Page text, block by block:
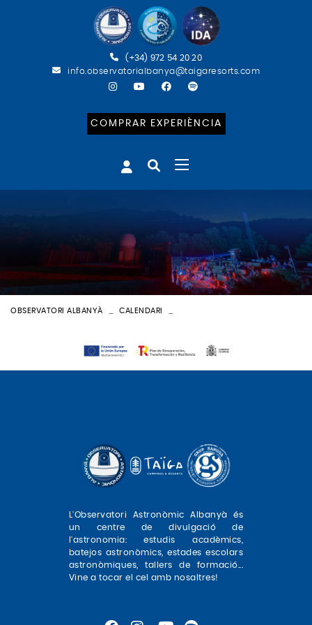
(+34) 972 54 20 20
info.observatorialbanya@taigaresorts.com
COMPRAR EXPERIÈNCIA
OBSERVATORI ALBANYÀ CALENDARI
L'Observatori Astronòmic Albanyà és
un centre de divulgació de
l'astronomia: estudis acadèmics,
batejos astronòmics, estades escolars
astronòmiques, tallers de formació...
Vine a tocar el cel amb nosaltres!